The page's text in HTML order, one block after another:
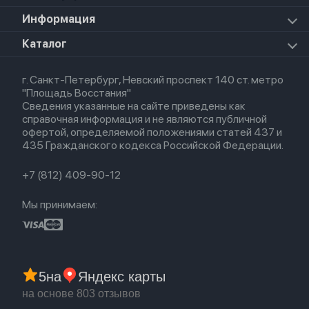
iPad Pro 11 M5 (2025)
Apple Watch Series 8
Apple Watch SE 2022
Airpods Pro
Airpods 3
Airpods (1-е)
EarPods
Apple TV
HomePod 2
Для iPhone
Для Macbook
Информация
О магазине
Политика конфиденциальности
Оплата и доставка
Партнерская программа
Гарантия
Обмен и возврат
Бонусы
Каталог
Новые поступления
Популярное
Акции
г. Санкт-Петербург, Невский проспект 140 ст. метро
"Площадь Восстания"
Сведения указанные на сайте приведены как
справочная информация и не являются публичной
офертой, определяемой положениями статей 437 и
435 Гражданского кодекса Российской Федерации.
+7 (812) 409-90-12
Мы принимаем:
5на Яндекс карты
на основе 803 отзывов